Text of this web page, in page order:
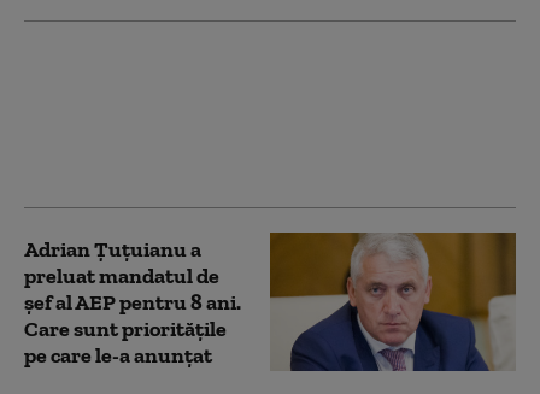
Adrian Ţuţuianu a
preluat mandatul de
şef al AEP pentru 8 ani.
Care sunt prioritățile
pe care le-a anunțat